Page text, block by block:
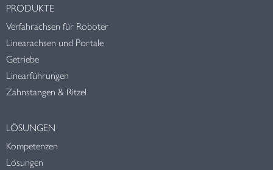
PRODUKTE
Verfahrachsen für Roboter
Linearachsen und Portale
Getriebe
Linearführungen
Zahnstangen & Ritzel
LÖSUNGEN
Kompetenzen
Lösungen